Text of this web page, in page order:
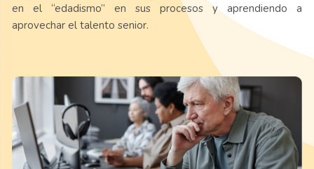
en el “edadismo” en sus procesos y aprendiendo a
aprovechar el talento senior.